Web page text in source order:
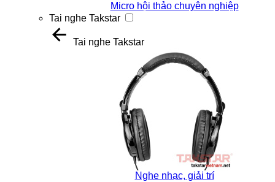
Micro hội thảo chuyên nghiệp
Tai nghe Takstar
Tai nghe Takstar
Nghe nhạc, giải trí